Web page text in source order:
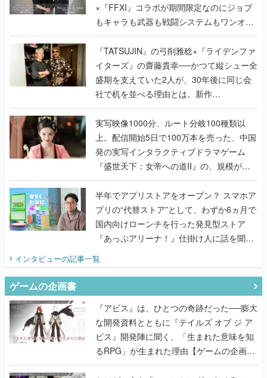
×『FFXI』コラボが期間限定なのにジョブ
もキャラも武器も戦闘システムもワンオフ
で作り込まれた理由を両ディレクターに聞
く
『TATSUJIN』の弓削雅稔×『ライデンファ
イターズ』の齋藤貴幸──かつて縦シュー全
盛期を支えていた2人が、30年後に同じ会
社で机を並べる理由とは。新作
『TATSUJIN EXTREME』で初タッグを組
んだレジェンド2人に訊く開発秘話
実写映像1000分、ルート分岐100種類以
上。配信開始5日で100万本を売った、中国
発の実写インタラクティブドラマゲーム
『盛世天下：女帝への道II』の、規模が違
うこだわりをプロデューサーに聞いた
半年でアプリストアをオープン？ スマホア
プリの“代替ストア”として、わずか6ヵ月で
国内向けローンチを行った発見型ストア
『あっぷアリーナ！』仕掛け人に話を聞い
てみた
インタビューの記事一覧
ゲームの企画書
『アビス』は、ひとつの奇跡だった──膨大
な開発資料とともに『テイルズ オブ ジ ア
ビス』開発陣に聞く、「生まれた意味を知
るRPG」が生まれた理由【ゲームの企画
書】